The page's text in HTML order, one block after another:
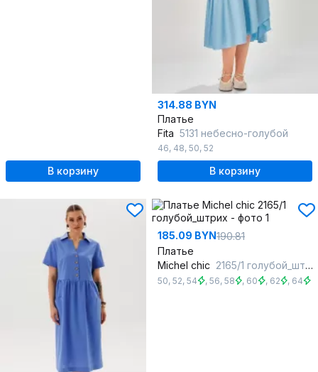
В корзину
314.88 BYN
Платье
Fita 5131 небесно-голубой
46, 48, 50, 52
В корзину
185.09 BYN190.81
Платье
Michel chic 2165/1 голубой_штрих
50, 52, 54 , 56, 58 , 60 , 62 , 64